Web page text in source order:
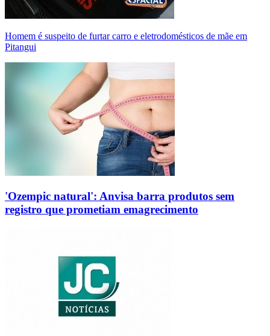
Homem é suspeito de furtar carro e eletrodomésticos de mãe em
Pitangui
'Ozempic natural': Anvisa barra produtos sem
registro que prometiam emagrecimento